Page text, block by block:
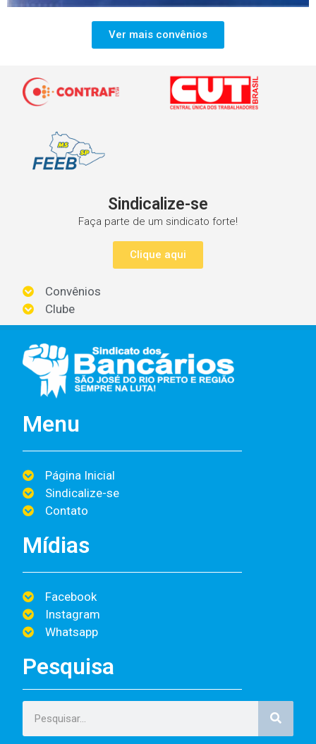
Ver mais convênios
Sindicalize-se
Faça parte de um sindicato forte!
Clique aqui
Convênios
Clube
Menu
Página Inicial
Sindicalize-se
Contato
Mídias
Facebook
Instagram
Whatsapp
Pesquisa